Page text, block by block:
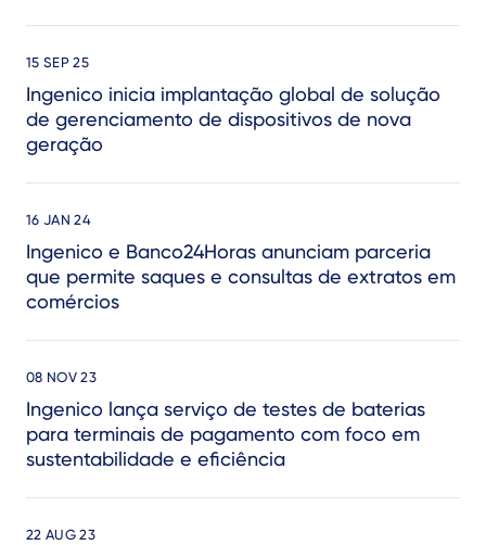
15 SEP 25
Ingenico inicia implantação global de solução
de gerenciamento de dispositivos de nova
geração
16 JAN 24
Ingenico e Banco24Horas anunciam parceria
que permite saques e consultas de extratos em
comércios
08 NOV 23
Ingenico lança serviço de testes de baterias
para terminais de pagamento com foco em
sustentabilidade e eficiência
22 AUG 23